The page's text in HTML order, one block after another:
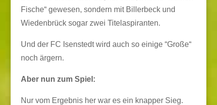
Fische“ gewesen, sondern mit Billerbeck und
Wiedenbrück sogar zwei Titelaspiranten.
Und der FC Isenstedt wird auch so einige “Große“
noch ärgern.
Aber nun zum Spiel:
Nur vom Ergebnis her war es ein knapper Sieg.